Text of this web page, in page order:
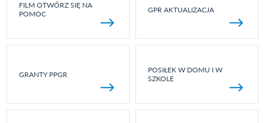
FILM OTWÓRZ SIĘ NA
POMOC
GPR AKTUALIZACJA
GRANTY PPGR
POSIŁEK W DOMU I W
SZKOLE